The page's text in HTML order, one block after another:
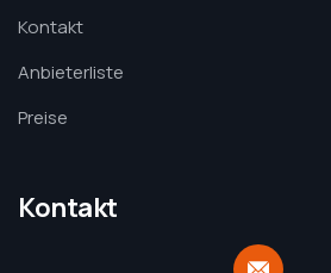
Kontakt
Anbieterliste
Preise
Kontakt